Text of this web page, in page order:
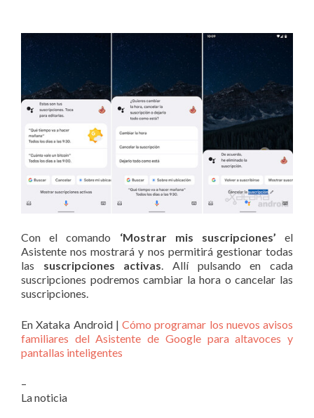
Con el comando ‘Mostrar mis suscripciones’ el
Asistente nos mostrará y nos permitirá gestionar todas
las suscripciones activas. Allí pulsando en cada
suscripciones podremos cambiar la hora o cancelar las
suscripciones.
En Xataka Android | Cómo programar los nuevos avisos
familiares del Asistente de Google para altavoces y
pantallas inteligentes
–
La noticia